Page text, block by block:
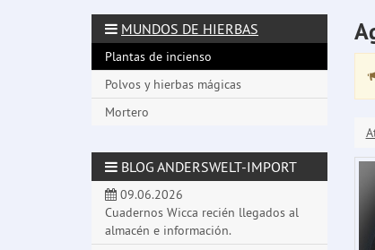
MUNDOS DE HIERBAS
Plantas de incienso
Polvos y hierbas mágicas
Mortero
BLOG ANDERSWELT-IMPORT
09.06.2026
Cuadernos Wicca recién llegados al
almacén e información.